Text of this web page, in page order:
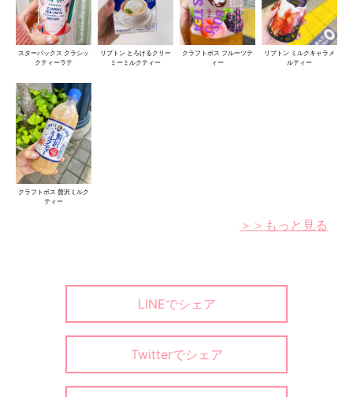
スターバックス クラシッ
クティーラテ
リプトン とろけるクリー
ミーミルクティー
クラフトボス フルーツテ
ィー
リプトン ミルクキャラメ
ルティー
クラフトボス 贅沢ミルク
ティー
＞＞もっと見る
LINEでシェア
Twitterでシェア